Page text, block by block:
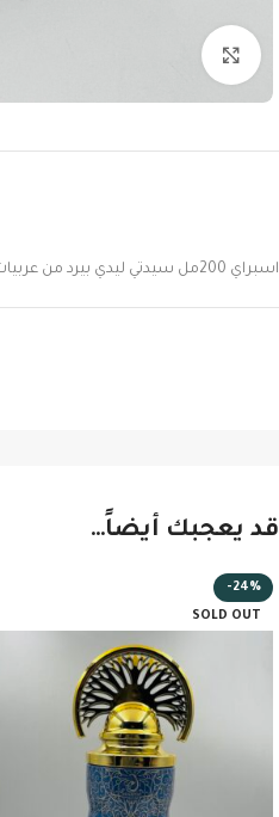
اسبراي 200مل سيدتي ليدي بيرد من عربيات برستيج
قد يعجبك أيضاً…
-24%
SOLD OUT